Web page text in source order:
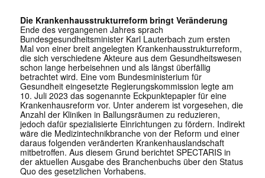
Die Krankenhausstrukturreform bringt Veränderung
Ende des vergangenen Jahres sprach
Bundesgesundheitsminister Karl Lauterbach zum ersten
Mal von einer breit angelegten Krankenhausstrukturreform,
die sich verschiedene Akteure aus dem Gesundheitswesen
schon lange herbeisehnen und als längst überfällig
betrachtet wird. Eine vom Bundesministerium für
Gesundheit eingesetzte Regierungskommission legte am
10. Juli 2023 das sogenannte Eckpunktepapier für eine
Krankenhausreform vor. Unter anderem ist vorgesehen, die
Anzahl der Kliniken in Ballungsräumen zu reduzieren,
jedoch dafür spezialisierte Einrichtungen zu fördern. Indirekt
wäre die Medizintechnikbranche von der Reform und einer
daraus folgenden veränderten Krankenhauslandschaft
mitbetroffen. Aus diesem Grund berichtet SPECTARIS in
der aktuellen Ausgabe des Branchenbuchs über den Status
Quo des gesetzlichen Vorhabens.